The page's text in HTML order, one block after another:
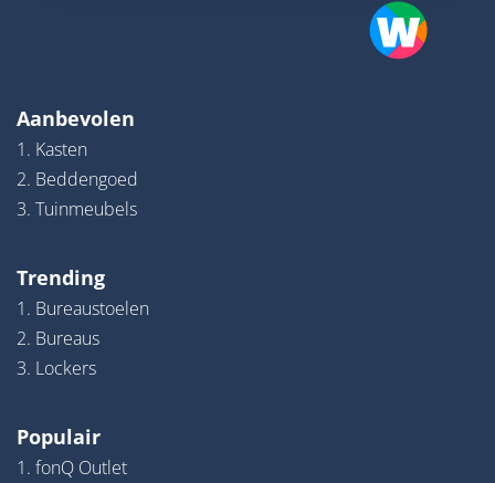
Aanbevolen
1. Kasten
2. Beddengoed
3. Tuinmeubels
Trending
1. Bureaustoelen
2. Bureaus
3. Lockers
Populair
1. fonQ Outlet